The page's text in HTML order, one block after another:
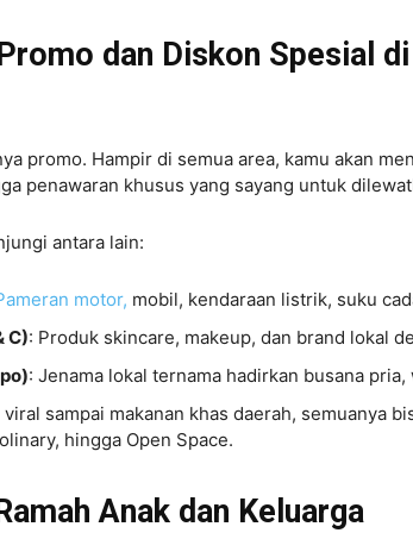
dan Diskon Spesial
promo. Hampir di semua area, kamu akan
penawaran khusus yang sayang untuk
antara lain:
motor, mobil, kendaraan listrik, suku
C): Produk skincare, makeup, dan brand lokal
: Jenama lokal ternama hadirkan busana pria,
viral sampai makanan khas daerah, semuanya
hingga Open Space.
Anak dan Keluarga